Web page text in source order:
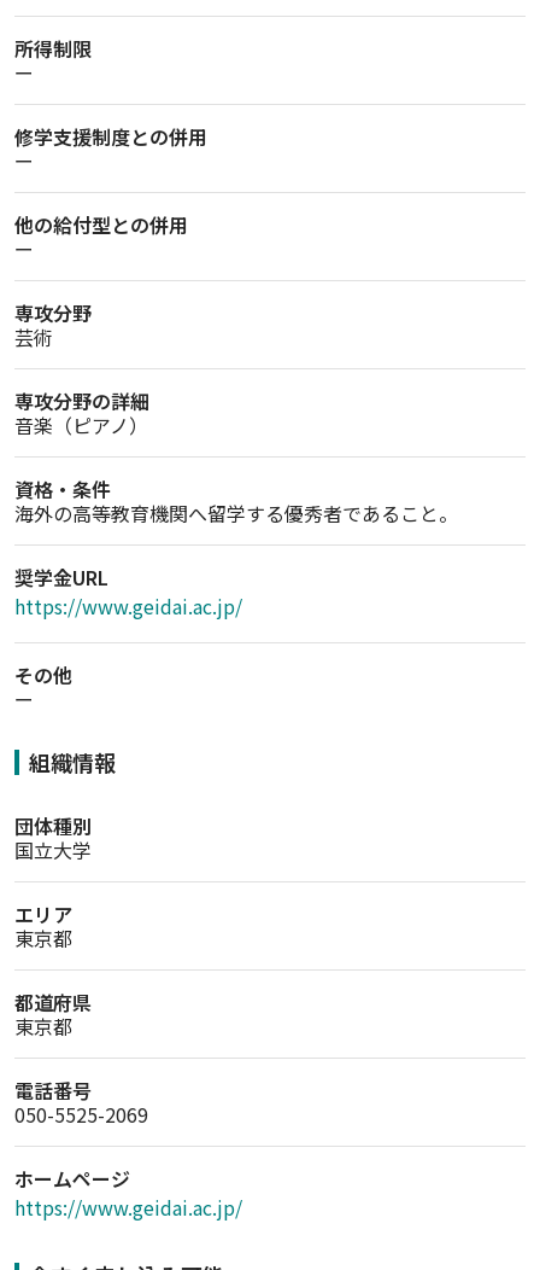
所得制限
ー
修学支援制度との併用
ー
他の給付型との併用
ー
専攻分野
芸術
専攻分野の詳細
音楽（ピアノ）
資格・条件
海外の高等教育機関へ留学する優秀者であること。
奨学金URL
https://www.geidai.ac.jp/
その他
ー
組織情報
団体種別
国立大学
エリア
東京都
都道府県
東京都
電話番号
050-5525-2069
ホームページ
https://www.geidai.ac.jp/